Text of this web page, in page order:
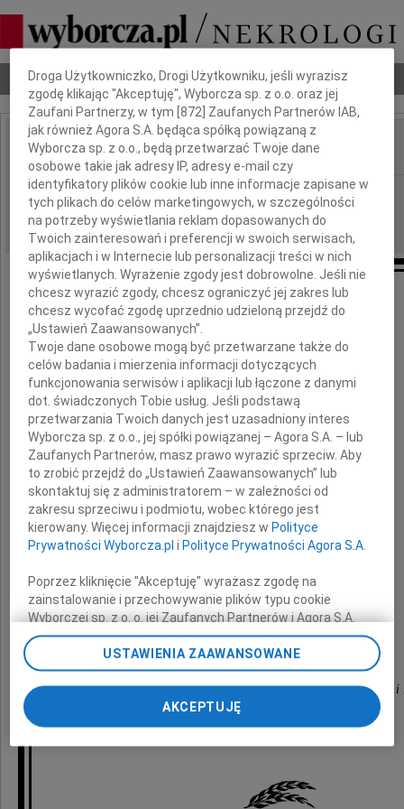
Nekrologi Odeszli Poradnik pogrzebowy
IMIĘ I NAZWISKO:
REGION: Olsztyn
DATA EMISJI: 03.02.2025
Panu doktorowi
Bogdanowi Krasuckiemu
wyrazy głębokiego współczucia
z powodu śmierci
Taty
lekarze z Oddziału Ginekologii, Ginekologii Onkologicznej i
Dbamy o Twoją prywatność
Droga Użytkowniczko, Drogi Użytkowniku, jeśli wyrazisz
zgodę klikając "Akceptuję", Wyborcza sp. z o.o. oraz jej
Zaufani Partnerzy, w tym [872] Zaufanych Partnerów IAB,
jak również Agora S.A. będąca spółką powiązaną z
Wyborcza sp. z o.o., będą przetwarzać Twoje dane
osobowe takie jak adresy IP, adresy e-mail czy
identyfikatory plików cookie lub inne informacje zapisane w
tych plikach do celów marketingowych, w szczególności
na potrzeby wyświetlania reklam dopasowanych do
Twoich zainteresowań i preferencji w swoich serwisach,
aplikacjach i w Internecie lub personalizacji treści w nich
wyświetlanych. Wyrażenie zgody jest dobrowolne. Jeśli nie
chcesz wyrazić zgody, chcesz ograniczyć jej zakres lub
chcesz wycofać zgodę uprzednio udzieloną przejdź do
„Ustawień Zaawansowanych”.
Twoje dane osobowe mogą być przetwarzane także do
celów badania i mierzenia informacji dotyczących
funkcjonowania serwisów i aplikacji lub łączone z danymi
dot. świadczonych Tobie usług. Jeśli podstawą
przetwarzania Twoich danych jest uzasadniony interes
Wyborcza sp. z o.o., jej spółki powiązanej – Agora S.A. – lub
Zaufanych Partnerów, masz prawo wyrazić sprzeciw. Aby
to zrobić przejdź do „Ustawień Zaawansowanych” lub
skontaktuj się z administratorem – w zależności od
zakresu sprzeciwu i podmiotu, wobec którego jest
kierowany. Więcej informacji znajdziesz wPolityce
Prywatności Wyborcza.pl iPolityce Prywatności Agora S.A.
Poprzez kliknięcie "Akceptuję" wyrażasz zgodę na
zainstalowanie i przechowywanie plików typu cookie
Wyborczej sp. z o. o. jej Zaufanych Partnerów i Agora S.A.
na Twoim urządzeniu końcowym. Możesz też w każdej
chwili zmienić swoje preferencje dot. plików cookie,
ponownie wywołując narzędzie do zarządzania Twoimi
preferencjami dot. przetwarzania danych poprzez
odnośnik „Ustawienia prywatności” w stopce serwisu i
przechodząc do sekcji „Ustawienia zaawansowane”.
Zmiana ustawień plików cookie możliwa jest także za
My, nasi Zaufani Partnerzy i Agora S.A. możemy
USTAWIENIA ZAAWANSOWANE
AKCEPTUJĘ